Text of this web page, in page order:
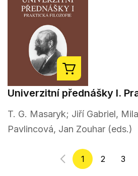
Univerzitní přednášky I.
T. G. Masaryk; Jiří Gabriel,
Pavlincová, Jan Zouhar (eds.)
1 2 3